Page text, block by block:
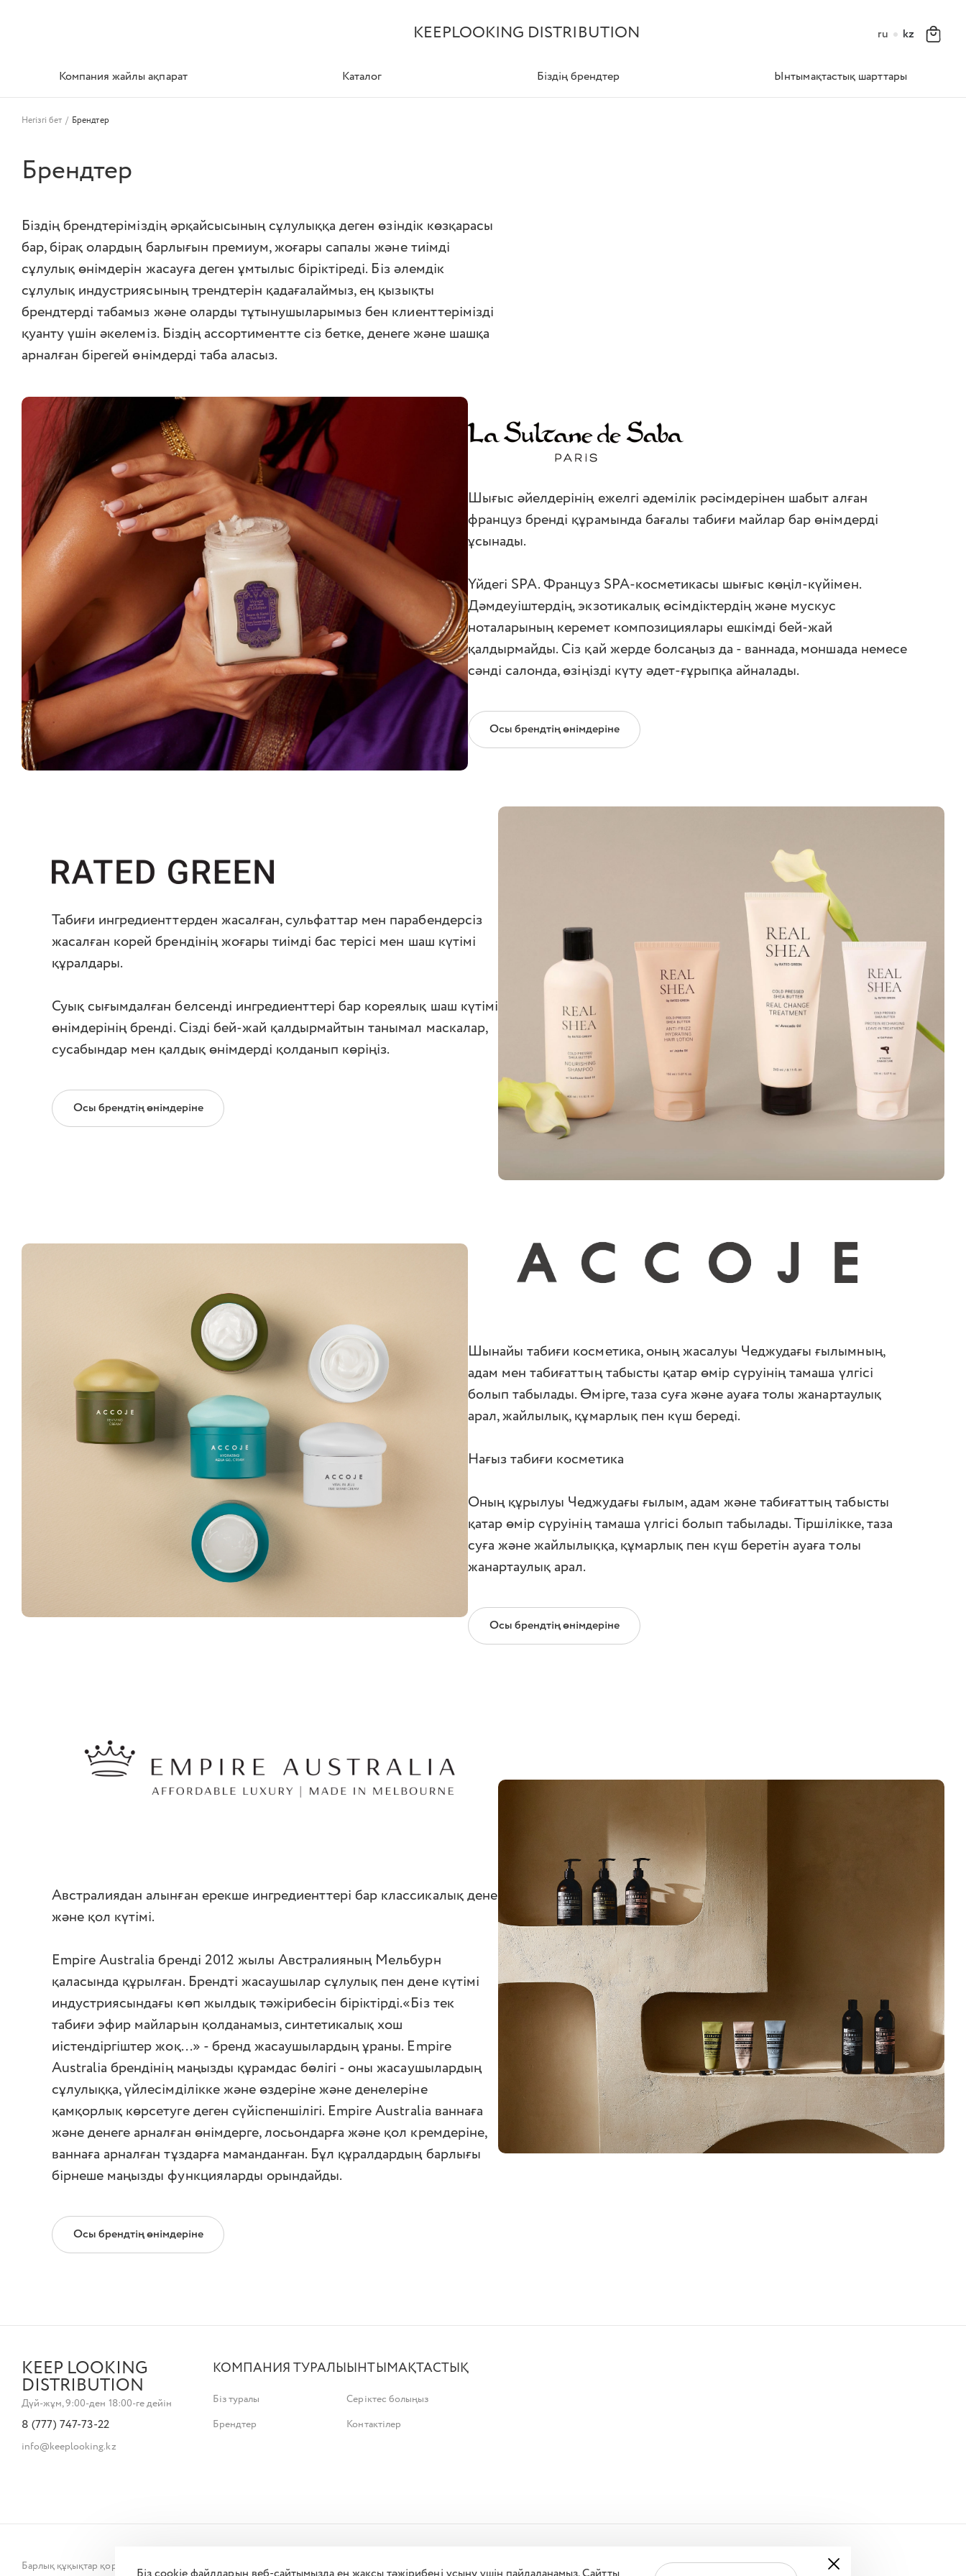
KEEPLOOKING DISTRIBUTION ru kz
Компания жайлы ақпарат Каталог Біздің брендтер Ынтымақтастық шарттары
Негізгі бет / Брендтер
Брендтер
Біздің брендтеріміздің әрқайсысының сұлулыққа деген өзіндік көзқарасы
бар, бірақ олардың барлығын премиум, жоғары сапалы және тиімді
сұлулық өнімдерін жасауға деген ұмтылыс біріктіреді. Біз әлемдік
сұлулық индустриясының трендтерін қадағалаймыз, ең қызықты
брендтерді табамыз және оларды тұтынушыларымыз бен клиенттерімізді
қуанту үшін әкелеміз. Біздің ассортиментте сіз бетке, денеге және шашқа
арналған бірегей өнімдерді таба аласыз.
Шығыс әйелдерінің ежелгі әдемілік рәсімдерінен шабыт алған
француз бренді құрамында бағалы табиғи майлар бар өнімдерді
ұсынады.
Үйдегі SPA. Француз SPA-косметикасы шығыс көңіл-күйімен.
Дәмдеуіштердің, экзотикалық өсімдіктердің және мускус
ноталарының керемет композициялары ешкімді бей-жай
қалдырмайды. Сіз қай жерде болсаңыз да - ваннада, моншада немесе
сәнді салонда, өзіңізді күту әдет-ғұрыпқа айналады.
Осы брендтің өнімдеріне
Табиғи ингредиенттерден жасалған, сульфаттар мен парабендерсіз
жасалған корей брендінің жоғары тиімді бас терісі мен шаш күтімі
құралдары.
Суық сығымдалған белсенді ингредиенттері бар кореялық шаш күтімі
өнімдерінің бренді. Сізді бей-жай қалдырмайтын танымал маскалар,
сусабындар мен қалдық өнімдерді қолданып көріңіз.
Осы брендтің өнімдеріне
Шынайы табиғи косметика, оның жасалуы Чеджудағы ғылымның,
адам мен табиғаттың табысты қатар өмір сүруінің тамаша үлгісі
болып табылады. Өмірге, таза суға және ауаға толы жанартаулық
арал, жайлылық, құмарлық пен күш береді.
Нағыз табиғи косметика
Оның құрылуы Чеджудағы ғылым, адам және табиғаттың табысты
қатар өмір сүруінің тамаша үлгісі болып табылады. Тіршілікке, таза
суға және жайлылыққа, құмарлық пен күш беретін ауаға толы
жанартаулық арал.
Осы брендтің өнімдеріне
Австралиядан алынған ерекше ингредиенттері бар классикалық дене
және қол күтімі.
Empire Australia бренді 2012 жылы Австралияның Мельбурн
қаласында құрылған. Брендті жасаушылар сұлулық пен дене күтімі
индустриясындағы көп жылдық тәжірибесін біріктірді.«Біз тек
табиғи эфир майларын қолданамыз, синтетикалық хош
иістендіргіштер жоқ...» - бренд жасаушылардың ұраны. Empire
Australia брендінің маңызды құрамдас бөлігі - оны жасаушылардың
сұлулыққа, үйлесімділікке және өздеріне және денелеріне
қамқорлық көрсетуге деген сүйіспеншілігі. Empire Australia ваннаға
және денеге арналған өнімдерге, лосьондарға және қол кремдеріне,
ваннаға арналған тұздарға маманданған. Бұл құралдардың барлығы
бірнеше маңызды функцияларды орындайды.
Осы брендтің өнімдеріне
KEEP LOOKING
DISTRIBUTION
КОМПАНИЯ ТУРАЛЫ
Біз туралы
Брендтер
ЫНТЫМАҚТАСТЫҚ
Серіктес болыңыз
Контактілер
Дүй-жұм, 9:00-ден 18:00-ге дейін
8 (777) 747-73-22
info@keeplooking.kz
Барлық құқықтар қорғалған © 2026